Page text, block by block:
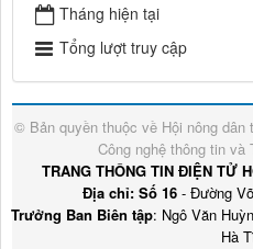
Tháng hiện tại
Tổng lượt truy cập
© Bản quyền thuộc về Hội nông
Công nghệ thông tin và
TRANG THÔNG TIN ĐIỆN TỬ
Địa chỉ: Số 16 - Đường
Trưởng Ban Biên tập: Ngô Văn
Hà